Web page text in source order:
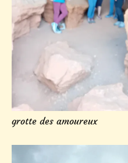
grotte des amoureux